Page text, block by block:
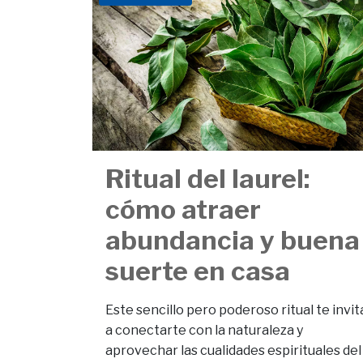
Ritual del laurel:
cómo atraer
abundancia y buena
suerte en casa
Este sencillo pero poderoso ritual te
a conectarte con la naturaleza y
aprovechar las cualidades espirituales del